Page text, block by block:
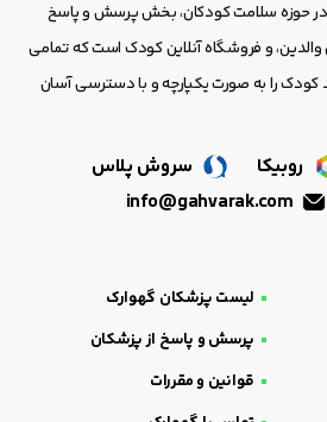
در حوزه سلامت کودکان، بخش پرسش و پاسخ
و فروشگاه آنلاین کودک است که تمامی
کودک را به صورت یکپارچه و با دسترسی آسان
روبیکا
سروش پلاس
لیست پزشکان گهوارک
پرسش و پاسخ از پزشکان
قوانین و مقررات